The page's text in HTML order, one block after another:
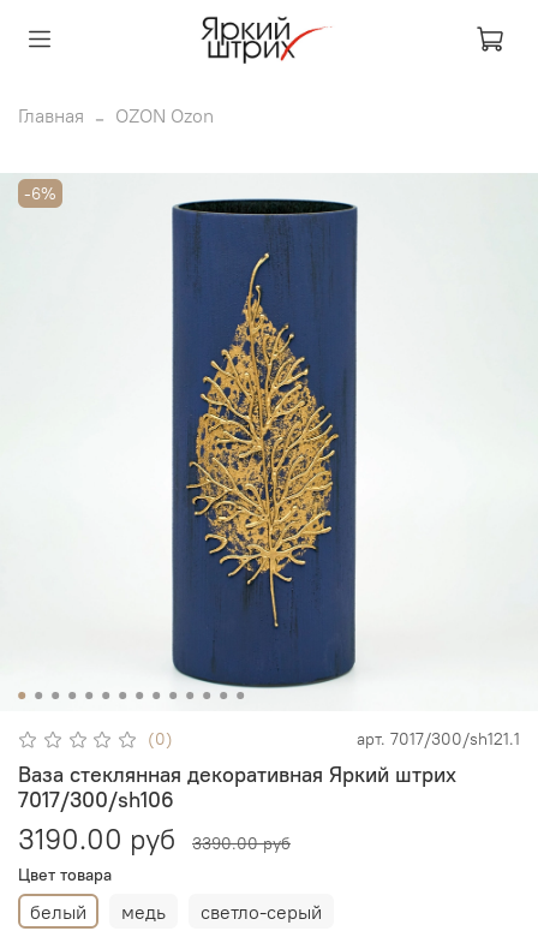
Главная OZON Ozon
-6%
(0) арт. 7017/300/sh121.1
Ваза стеклянная декоративная Яркий штрих
7017/300/sh106
3190.00 руб
3390.00 руб
Цвет товара
белый медь
светло-серый